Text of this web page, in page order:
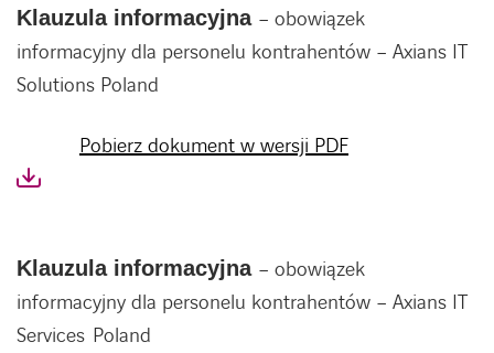
Klauzula informacyjna – obowiązek
informacyjny dla personelu kontrahentów – Axians IT
Solutions Poland
Pobierz dokument w wersji PDF
Klauzula informacyjna – obowiązek
informacyjny dla personelu kontrahentów – Axians IT
Services Poland